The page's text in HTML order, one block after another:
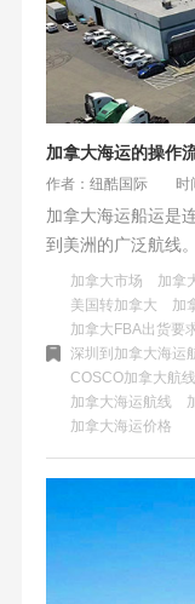
加拿大海运的操作
作者：纽酷国际 时
加拿大海运船运是
到美洲的广泛航线
多样化的货物运输
的海运服务以高效
货物顺利到达，满
加拿大市场 加拿
美国转加拿大
加
加拿大FBA出货要
深圳到加拿大海运
COSCO加拿大航线
加拿大海运航线
加拿大海运价格